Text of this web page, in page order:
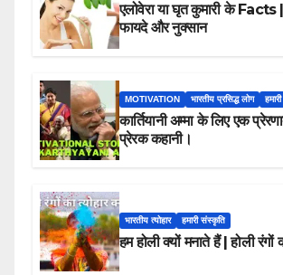
एलोवेरा या घृत कुमारी के Facts
फायदे और नुक्सान
MOTIVATION भारतीय प्रसिद्ध लोग
कार्तियानी अम्मा के लिए एक
प्रेरक कहानी।
भारतीय त्योहार हमारी संस्कृति
हम होली क्यों मनाते हैं | होली रंगों